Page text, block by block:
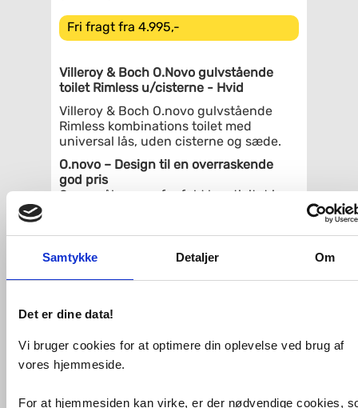
Samtykke Detaljer Om
Det er dine data!
Vi bruger cookies for at optimere din oplevelse ved brug af
vores hjemmeside.
For at hjemmesiden kan virke, er der nødvendige cookies,
Fri fragt fra 4.995,-
Villeroy & Boch O.Novo gulvstående
toilet Rimless u/cisterne - Hvid
Villeroy & Boch O.novo gulvstående
Rimless kombinations toilet med
universal lås, uden cisterne og sæde.
O.novo – Design til en overraskende
god pris
O.novo åbner op for fuld kreativitet i
moderne badeværelsesdesign. Alle
produkter i O.novo-serien imponerer
underspillede elegance til et
mellem pris og ydelse. Kollektionen
design, der passer ind i ethvert
badeværelse.